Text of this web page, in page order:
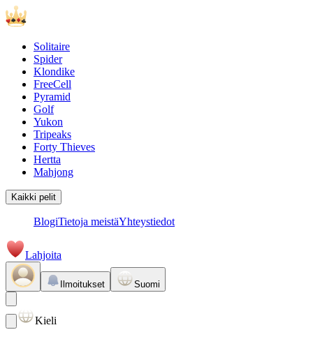
Solitaire
Spider
Klondike
FreeCell
Pyramid
Golf
Yukon
Tripeaks
Forty Thieves
Hertta
Mahjong
Kaikki pelit
BlogiTietoja meistäYhteystiedot
Lahjoita
Ilmoitukset Suomi
Kieli